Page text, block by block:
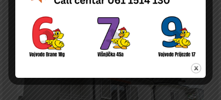
ODLUKA O PRAVU NA NAKNADU DELA TROŠKOVA BORAVKA DECE U
PU ČIJI JE OSNIVAČ DURGO PRAVNO ILI FIZIČKO LICE NA TERITORIJI
GRADA BEOGRADA